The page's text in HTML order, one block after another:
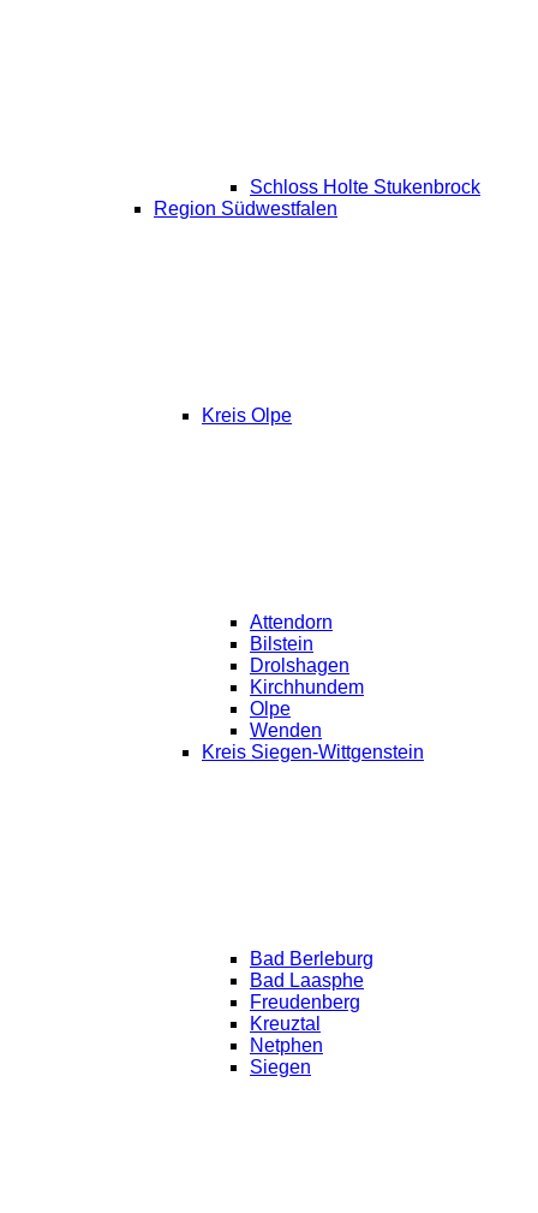
Schloss Holte Stukenbrock
Region Südwestfalen
Kreis Olpe
Attendorn
Bilstein
Drolshagen
Kirchhundem
Olpe
Wenden
Kreis Siegen-Wittgenstein
Bad Berleburg
Bad Laasphe
Freudenberg
Kreuztal
Netphen
Siegen